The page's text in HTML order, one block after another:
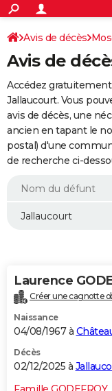
ACTUALITÉS
Politique
Société
Faits Divers
Education
Monde
Villes
+
SPORT
Coupe du monde 2026
Football
Tennis
Cyclisme
Rugby
Forum
Programme TV
TNT
Streaming
Cinéma
Sorties cinéma
Musique
+
FINANCE
Retraite
Impôts
Epargne
Immobilier
Risques naturels par ville
Banque
Assurance
Crédit
AUTO
Essais
Réserver un essai
Citadines
Berlines
SUV
Forum auto
+
HIGH-TECH
BRICOLAGE
WEEK-END
Alimentation
Guide de la santé
Maladies
Médicaments
Sommeil
VOYAGE
Destinations
City break
Voyage nature
Voyage de noces
Forum
Climat
+PHOTO
GUIDES D'ACHAT
Avis de décès
Avis de
Accédez
Jallaucourt. Vous
avis de décès, une
ancien en tapant le
postal) d'une
de recherche ci-
Laurence
Créer une cagnotte
Naissance
04/08/1967 à
Décès
02/12/2025 à